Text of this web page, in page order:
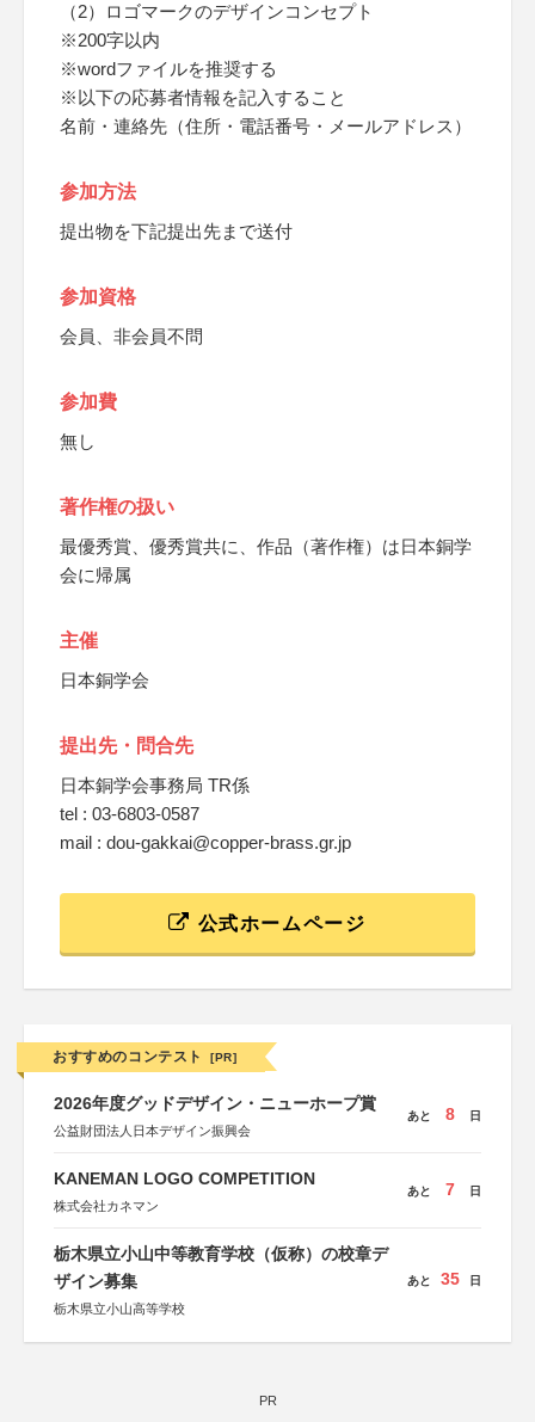
（2）ロゴマークのデザインコンセプト
※200字以内
※wordファイルを推奨する
※以下の応募者情報を記入すること
名前・連絡先（住所・電話番号・メールアドレス）
参加方法
提出物を下記提出先まで送付
参加資格
会員、非会員不問
参加費
無し
著作権の扱い
最優秀賞、優秀賞共に、作品（著作権）は日本銅学
会に帰属
主催
日本銅学会
提出先・問合先
日本銅学会事務局 TR係
tel : 03-6803-0587
mail : dou-gakkai@copper-brass.gr.jp
公式ホームページ
おすすめのコンテスト [PR]
2026年度グッドデザイン・ニューホープ賞
公益財団法人日本デザイン振興会
あと 8 日
KANEMAN LOGO COMPETITION
株式会社カネマン
あと 7 日
栃木県立小山中等教育学校（仮称）の校章デ
ザイン募集
栃木県立小山高等学校
あと 35 日
PR